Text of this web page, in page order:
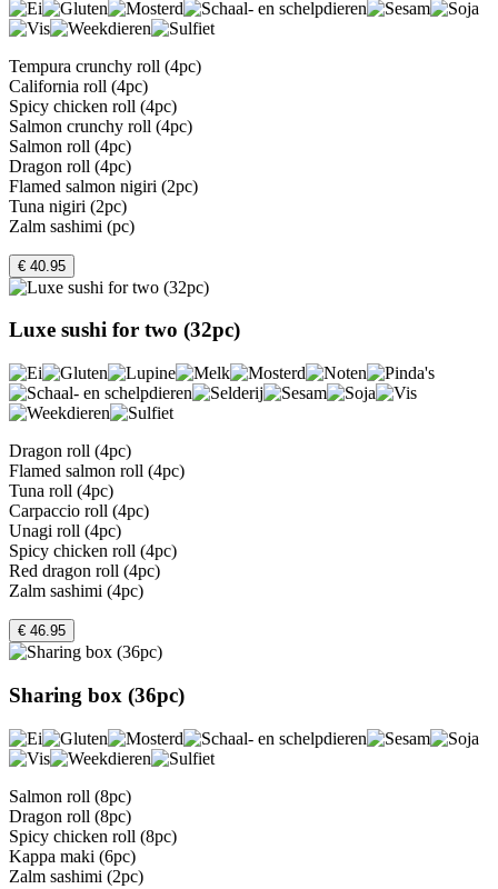
Tempura crunchy roll (4pc)
California roll (4pc)
Spicy chicken roll (4pc)
Salmon crunchy roll (4pc)
Salmon roll (4pc)
Dragon roll (4pc)
Flamed salmon nigiri (2pc)
Tuna nigiri (2pc)
Zalm sashimi (pc)
€ 40.95
Luxe sushi for two (32pc)
Dragon roll (4pc)
Flamed salmon roll (4pc)
Tuna roll (4pc)
Carpaccio roll (4pc)
Unagi roll (4pc)
Spicy chicken roll (4pc)
Red dragon roll (4pc)
Zalm sashimi (4pc)
€ 46.95
Sharing box (36pc)
Salmon roll (8pc)
Dragon roll (8pc)
Spicy chicken roll (8pc)
Kappa maki (6pc)
Zalm sashimi (2pc)